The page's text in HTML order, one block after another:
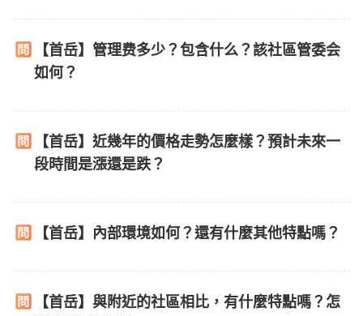
【首岳】管理费多少？包含什么？該社區管委会
如何？
【首岳】近幾年的價格走勢怎麼樣？預計未來一
段時間是漲還是跌？
【首岳】內部環境如何？還有什麼其他特點嗎？
【首岳】與附近的社區相比，有什麼特點嗎？怎